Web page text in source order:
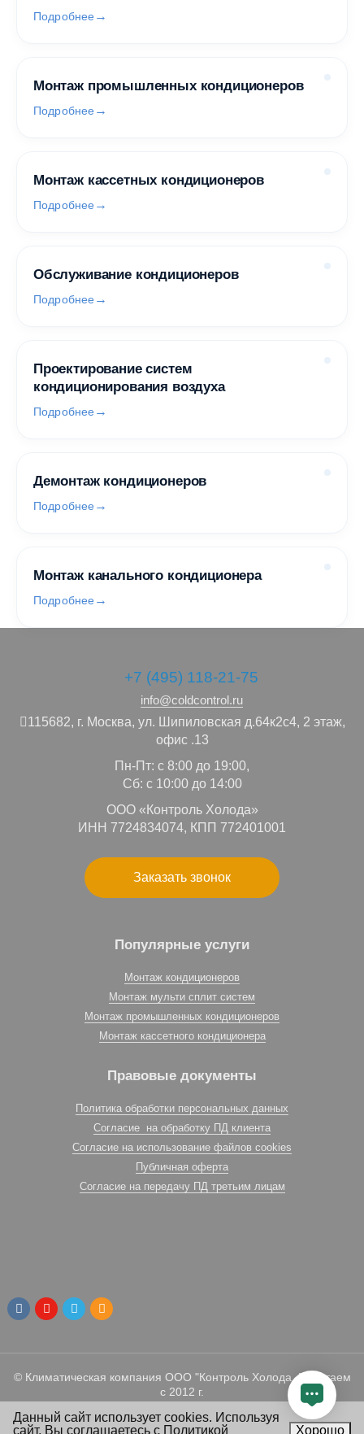
Подробнее
Монтаж промышленных кондиционеров
Подробнее
Монтаж кассетных кондиционеров
Подробнее
Обслуживание кондиционеров
Подробнее
Проектирование систем
кондиционирования воздуха
Подробнее
Демонтаж кондиционеров
Подробнее
Монтаж канального кондиционера
Подробнее
+7 (495) 118-21-75
info@coldcontrol.ru
115682, г. Москва, ул. Шипиловская д.64к2с4, 2 этаж,
офис .13
Пн-Пт: с 8:00 до 19:00,
Сб: с 10:00 до 14:00
ООО «Контроль Холода»
ИНН 7724834074, КПП 772401001
Заказать звонок
Популярные услуги
Монтаж кондиционеров
Монтаж мульти сплит систем
Монтаж промышленных кондиционеров
Монтаж кассетного кондиционера
Правовые документы
Политика обработки персональных данных
Согласие на обработку ПД клиента
Согласие на использование файлов cookies
Публичная оферта
Согласие на передачу ПД третьим лицам
© Климатическая компания ООО "Контроль Холода. Работаем
с 2012 г.
Данный сайт использует cookies. Используя
сайт, Высоглашаетесь с Политикой Хорошо